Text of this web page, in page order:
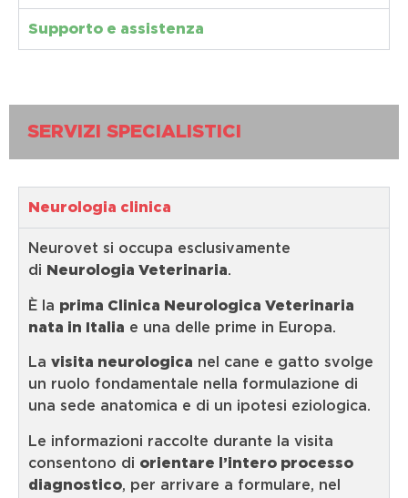
Supporto e assistenza
SERVIZI SPECIALISTICI
Neurologia clinica
Neurovet si occupa esclusivamente
di
Neurologia Veterinaria.
È la prima Clinica Neurologica Veterinaria
nata in Italia e una delle prime in Europa.
La visita neurologica nel cane e gatto svolge
un ruolo fondamentale nella formulazione di
una sede anatomica e di un ipotesi eziologica.
Le informazioni raccolte durante la visita
consentono di orientare l’intero processo
diagnostico, per arrivare a formulare, nel